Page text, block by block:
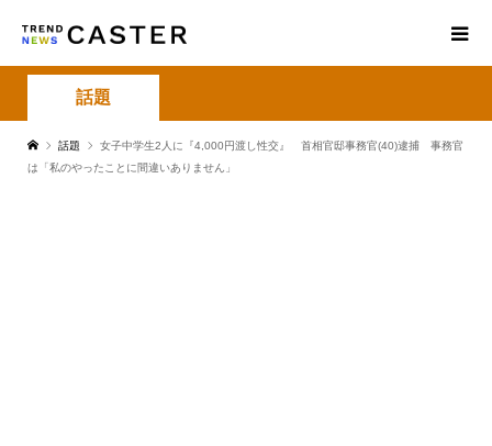
話題
話題
女子中学生2人に『4,000円渡し性交』 首相官邸事務官(40)逮捕 事務官
は「私のやったことに間違いありません」